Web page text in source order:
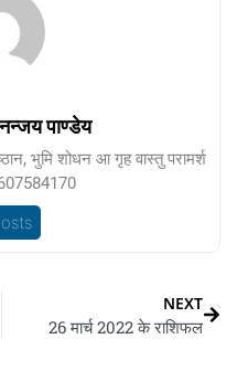
पाण्डेय
भुमि शोधन आ गृह वास्तु परामर्श
NEXT
26 मार्च 2022 के राशिफल